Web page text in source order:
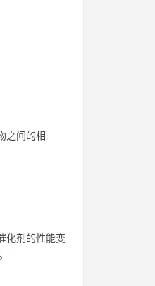
之间的相
化剂的性能变